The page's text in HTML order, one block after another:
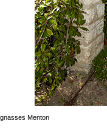
Menton